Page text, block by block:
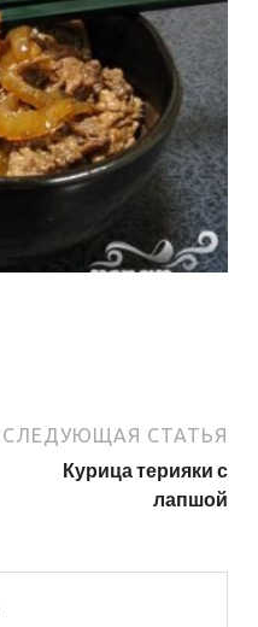
СЛЕДУЮЩАЯ СТАТЬЯ
Курица терияки с
лапшой